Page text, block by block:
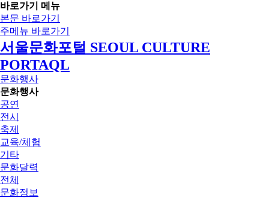
바로가기 메뉴
본문 바로가기
주메뉴 바로가기
서울문화포털 SEOUL CULTURE
PORTAQL
문화행사
문화행사
공연
전시
축제
교육/체험
기타
문화달력
전체
문화정보